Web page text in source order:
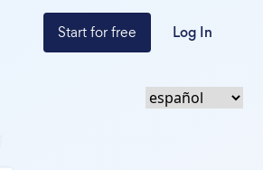
Start for free Log In